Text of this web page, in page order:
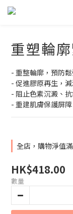
重塑輪
- 重整輪廓，預防
- 促進膠原再生，
- 阻止色素沉澱、
- 重建肌膚保護屏
全店，購物淨值
HK$418.00
數量